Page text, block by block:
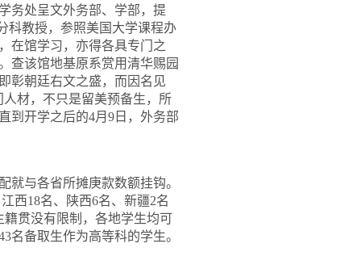
务处呈文外务部、学部，提
科教授，参照美国大学课程办
在馆学习，亦得各具专门之
查该馆地基原系赏用清华赐园
彰朝廷右文之盛，而因名见
材，不只是留美预备生，所
到开学之后的4月 9 日，外务部
就与各省所摊庚款数额挂钩。
西18名、陕西6名、新疆2名
贯没有限制，各地学生均可
名备取生作为高等科的学生。